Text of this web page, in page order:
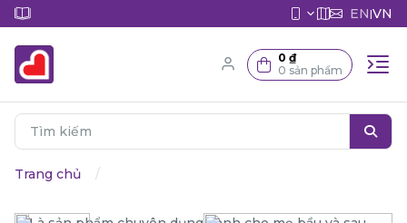
EN|VN
0 ₫
0 sản phẩm
Trang chủ